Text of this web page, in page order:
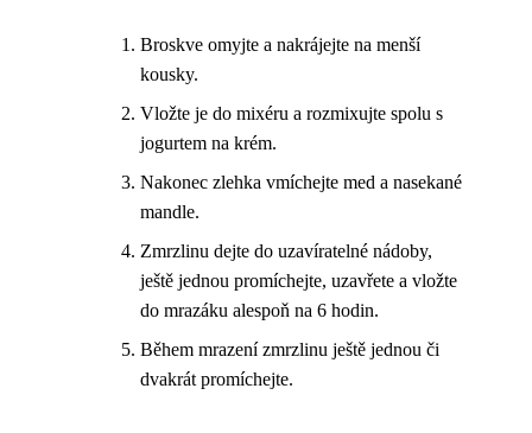
Broskve omyjte a nakrájejte na menší
kousky.
Vložte je do mixéru a rozmixujte spolu s
jogurtem na krém.
Nakonec zlehka vmíchejte med a nasekané
mandle.
Zmrzlinu dejte do uzavíratelné nádoby,
ještě jednou promíchejte, uzavřete a vložte
do mrazáku alespoň na 6 hodin.
Během mrazení zmrzlinu ještě jednou či
dvakrát promíchejte.